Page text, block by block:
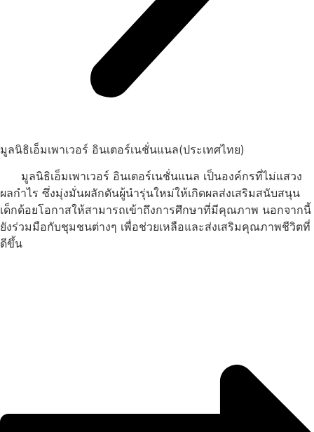
มูลนิธิเอ็มเพาเวอร์ อินเตอร์เนชั่นแนล(ประเทศไทย)
มูลนิธิเอ็มเพาเวอร์ อินเตอร์เนชั่นแนล เป็นองค์กรที่ไม่แสวง
ผลกำไร ซึ่งมุ่งมั่นผลักดันผู้นำรุ่นใหม่ให้เกิดผลส่งเสริมสนับสนุน
เด็กด้อยโอกาสให้สามารถเข้าถึงการศึกษาที่มีคุณภาพ นอกจากนี้
ยังร่วมมือกับชุมชนต่างๆ เพื่อช่วยเหลือและส่งเสริมคุณภาพชีวิตที่
ดีขึ้น